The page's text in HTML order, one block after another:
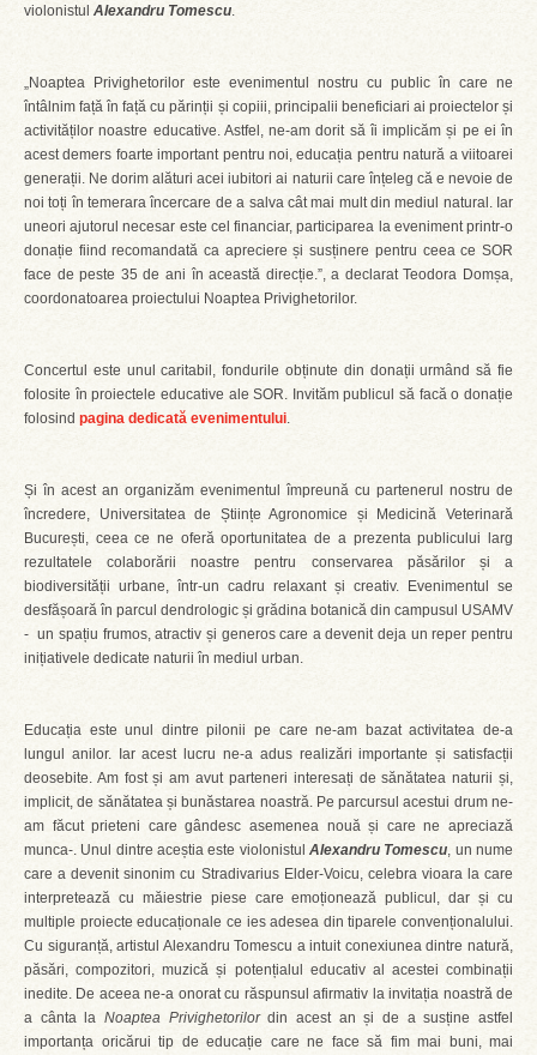
violonistul Alexandru Tomescu.
„Noaptea Privighetorilor este evenimentul nostru cu public în care ne
întâlnim față în față cu părinții și copiii, principalii beneficiari ai proiectelor și
activităților noastre educative. Astfel, ne-am dorit să îi implicăm și pe ei în
acest demers foarte important pentru noi, educația pentru natură a viitoarei
generații. Ne dorim alături acei iubitori ai naturii care înțeleg că e nevoie de
noi toți în temerara încercare de a salva cât mai mult din mediul natural. Iar
uneori ajutorul necesar este cel financiar, participarea la eveniment printr-o
donație fiind recomandată ca apreciere și susținere pentru ceea ce SOR
face de peste 35 de ani în această direcție.”, a declarat Teodora Domșa,
coordonatoarea proiectului Noaptea Privighetorilor.
Concertul este unul caritabil, fondurile obținute din donații urmând să fie
folosite în proiectele educative ale SOR. Invităm publicul să facă o donație
folosind pagina dedicată evenimentului.
Și în acest an organizăm evenimentul împreună cu partenerul nostru de
încredere, Universitatea de Științe Agronomice și Medicină Veterinară
București, ceea ce ne oferă oportunitatea de a prezenta publicului larg
rezultatele colaborării noastre pentru conservarea păsărilor și a
biodiversității urbane, într-un cadru relaxant și creativ. Evenimentul se
desfășoară în parcul dendrologic și grădina botanică din campusul USAMV
- un spațiu frumos, atractiv și generos care a devenit deja un reper pentru
inițiativele dedicate naturii în mediul urban.
Educația este unul dintre pilonii pe care ne-am bazat activitatea de-a
lungul anilor. Iar acest lucru ne-a adus realizări importante și satisfacții
deosebite. Am fost și am avut parteneri interesați de sănătatea naturii și,
implicit, de sănătatea și bunăstarea noastră. Pe parcursul acestui drum ne-
am făcut prieteni care gândesc asemenea nouă și care ne apreciază
munca-. Unul dintre aceștia este violonistul Alexandru Tomescu, un nume
care a devenit sinonim cu Stradivarius Elder-Voicu, celebra vioara la care
interpretează cu măiestrie piese care emoționează publicul, dar și cu
multiple proiecte educaționale ce ies adesea din tiparele convenționalului.
Cu siguranță, artistul Alexandru Tomescu a intuit conexiunea dintre natură,
păsări, compozitori, muzică și potențialul educativ al acestei combinații
inedite. De aceea ne-a onorat cu răspunsul afirmativ la invitația noastră de
a cânta la Noaptea Privighetorilordin acest an și de a susține astfel
importanța oricărui tip de educație care ne face să fim mai buni, mai